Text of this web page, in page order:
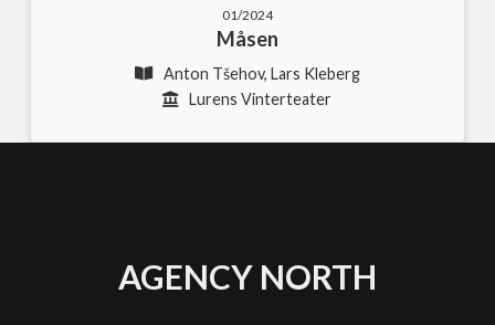
01/2024
Måsen
Anton Tšehov, Lars Kleberg
Lurens Vinterteater
AGENCY NORTH